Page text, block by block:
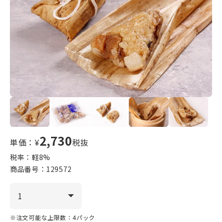
単価：¥2,730税抜
税率：軽8%
商品番号： 129572
※注文可能な上限数：4パック